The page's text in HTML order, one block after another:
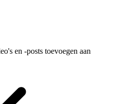
en -posts toevoegen aan